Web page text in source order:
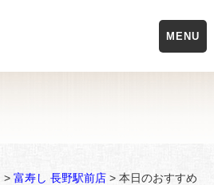
> 富寿し 長野駅前店> 本日のおすすめ
MENU